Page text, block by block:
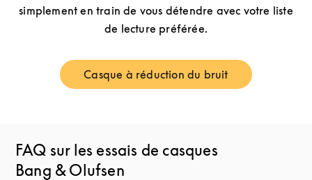
simplement en train de vous détendre avec votre liste
de lecture préférée.
Casque à réduction du bruit
Link Opens in New Tab
FAQ sur les essais de casques
Bang & Olufsen